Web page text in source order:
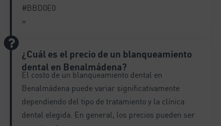
#BBD0E0
»
¿Cuál es el precio de un blanqueamiento
dental en Benalmádena?
El costo de un blanqueamiento dental en
Benalmádena puede variar significativamente
dependiendo del tipo de tratamiento y la clínica
dental elegida. En general, los precios pueden ser